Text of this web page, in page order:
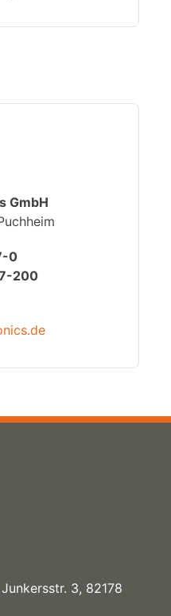
GmbH
0
200
3, 82178